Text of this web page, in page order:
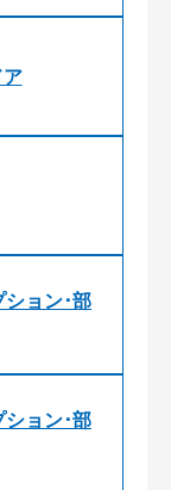
ョン･部
ョン･部